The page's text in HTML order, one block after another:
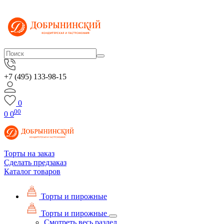
+7 (495) 133-98-15
0
0 000
Торты на заказ
Сделать предзаказ
Каталог товаров
Торты и пирожные
Торты и пирожные